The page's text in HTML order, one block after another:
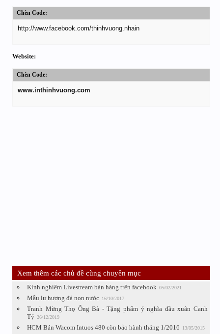
Chèn Code:
http://www.facebook.com/thinhvuong.nhain
Website:
Chèn Code:
www.inthinhvuong.com
Xem thêm các chủ đề cùng chuyên mục
Kinh nghiệm Livestream bán hàng trên facebook 05/02/2021
Mẫu lư hương đá non nước 16/10/2017
Tranh Mừng Thọ Ông Bà - Tặng phẩm ý nghĩa đầu xuân Canh
Tý 26/12/2019
HCM Bán Wacom Intuos 480 còn bảo hành tháng 1/2016 13/05/2015